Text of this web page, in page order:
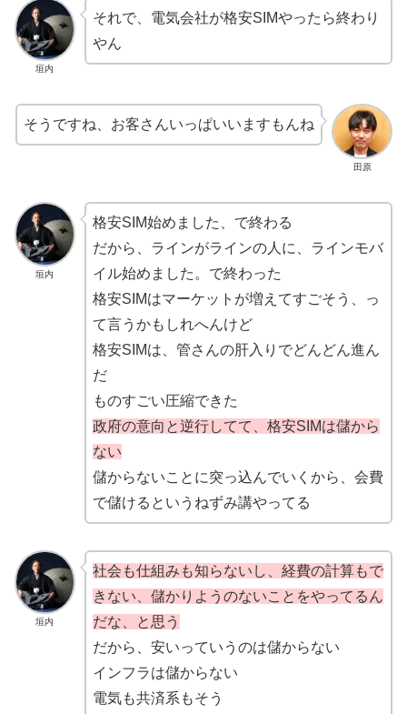
垣内
それで、電気会社が格安SIMやったら終わり
やん
田原
そうですね、お客さんいっぱいいますもんね
垣内
格安SIM始めました、で終わる
だから、ラインがラインの人に、ラインモバ
イル始めました。で終わった
格安SIMはマーケットが増えてすごそう、っ
て言うかもしれへんけど
格安SIMは、管さんの肝入りでどんどん進ん
だ
ものすごい圧縮できた
政府の意向と逆行してて、格安SIMは儲から
ない
儲からないことに突っ込んでいくから、会費
で儲けるというねずみ講やってる
垣内
社会も仕組みも知らないし、経費の計算もで
きない、儲かりようのないことをやってるん
だな、と思う
だから、安いっていうのは儲からない
インフラは儲からない
電気も共済系もそう